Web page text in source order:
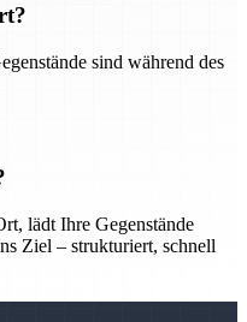
sind während des
lädt Ihre Gegenstände
Ziel – strukturiert, schnell